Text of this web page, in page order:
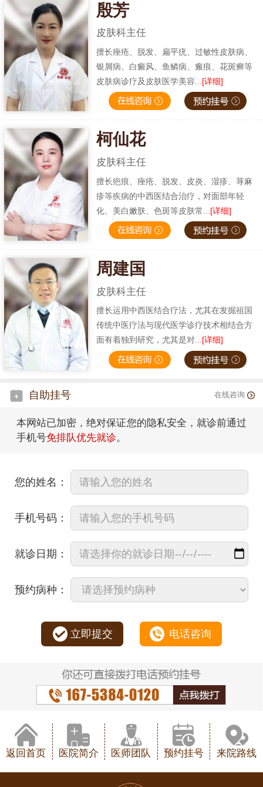
殷芳
皮肤科主任
擅长痤疮、脱发、扁平疣、过敏性皮肤病、
银屑病、白癜风、鱼鳞病、瘢痕、花斑癣等
皮肤病诊疗及皮肤医学美容... [详细]
柯仙花
皮肤科主任
擅长疤痕、痤疮、脱发、皮炎、湿疹、荨麻
疹等疾病的中西医结合治疗，对面部年轻
化、美白嫩肤、色斑等皮肤常... [详细]
周建国
皮肤科主任
擅长运用中西医结合疗法，尤其在发掘祖国
传统中医疗法与现代医学诊疗技术相结合方
面有着独到研究，尤其是对...[详细]
自助挂号 在线咨询
本网站已加密，绝对保证您的隐私安全，就诊前通过
手机号免排队优先就诊。
您的姓名：
手机号码：
就诊日期：
预约病种：
立即提交 电话咨询
返回首页 医院简介 医师团队 预约挂号 来院路线